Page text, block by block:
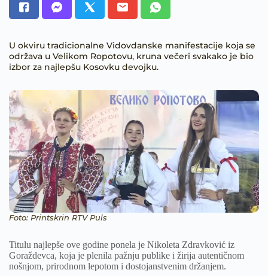
U okviru tradicionalne Vidovdanske manifestacije koja se
održava u Velikom Ropotovu, kruna večeri svakako je bio
izbor za najlepšu Kosovku devojku.
Foto: Printskrin RTV Puls
Titulu najlepše ove godine ponela je Nikoleta Zdravković iz
Goraždevca, koja je plenila pažnju publike i žirija autentičnom
nošnjom, prirodnom lepotom i dostojanstvenim držanjem.